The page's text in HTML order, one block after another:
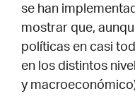
se han
mostrar que,
políticas en casi
en los distintos
y